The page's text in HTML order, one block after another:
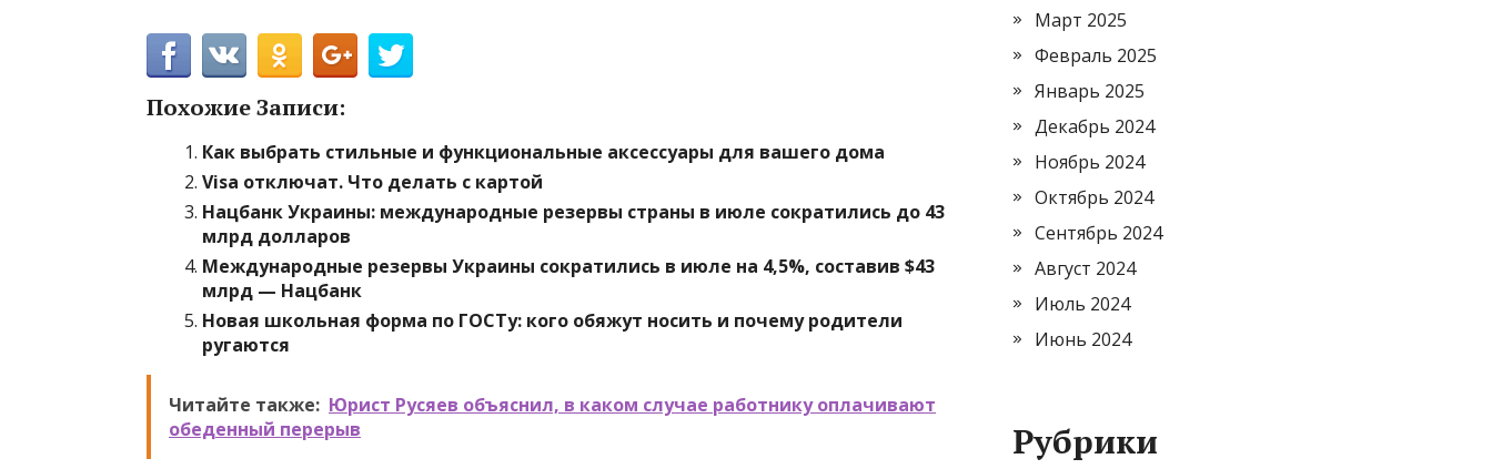
Похожие Записи:
Как выбрать стильные и функциональные аксессуары для вашего дома
Visa отключат. Что делать с картой
Нацбанк Украины: международные резервы страны в июле сократились до 43
млрд долларов
Международные резервы Украины сократились в июле на 4,5%, составив $43
млрд — Нацбанк
Новая школьная форма по ГОСТу: кого обяжут носить и почему родители
ругаются
Читайте также: Юрист Русяев объяснил, в каком случае работнику оплачивают
обеденный перерыв
Март 2025
Февраль 2025
Январь 2025
Декабрь 2024
Ноябрь 2024
Октябрь 2024
Сентябрь 2024
Август 2024
Июль 2024
Июнь 2024
Рубрики